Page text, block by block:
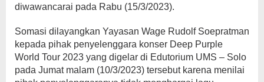
diwawancarai pada Rabu (15/3/2023).
Somasi dilayangkan Yayasan Wage Rudolf Soepratman
kepada pihak penyelenggara konser Deep Purple
World Tour 2023 yang digelar di Edutorium UMS – Solo
pada Jumat malam (10/3/2023) tersebut karena menilai